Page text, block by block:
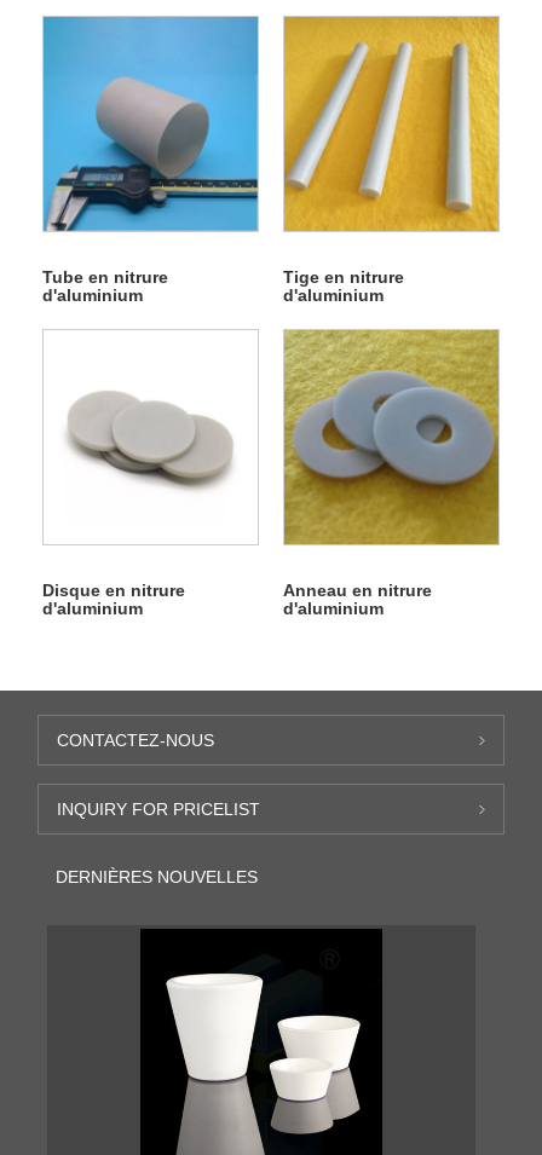
Tube en nitrure
d'aluminium
Tige en nitrure
d'aluminium
Disque en nitrure
d'aluminium
Anneau en nitrure
d'aluminium
CONTACTEZ-NOUS
INQUIRY FOR PRICELIST
DERNIÈRES NOUVELLES